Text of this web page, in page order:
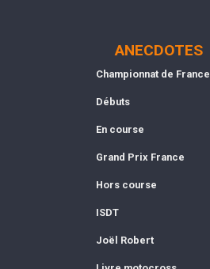
ANECDOTES
Championnat de France
Débuts
En course
Grand Prix France
Hors course
ISDT
Joël Robert